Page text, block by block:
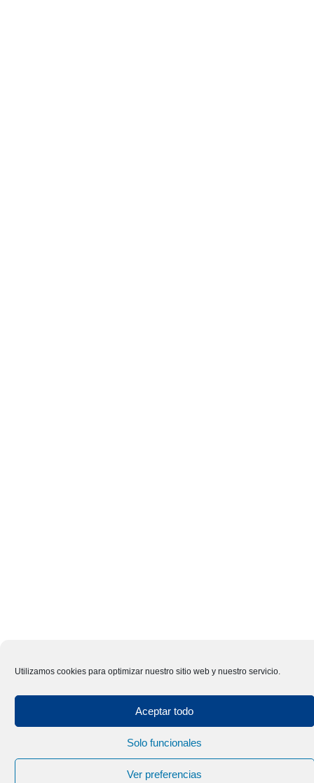
Utilizamos cookies para optimizar nuestro sitio web y nuestro servicio.
Aceptar todo
Solo funcionales
Ver preferencias